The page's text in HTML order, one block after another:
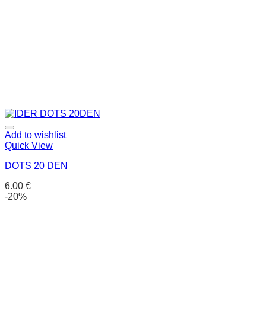
Add to wishlist
Quick View
DOTS 20 DEN
6.00 €
-20%